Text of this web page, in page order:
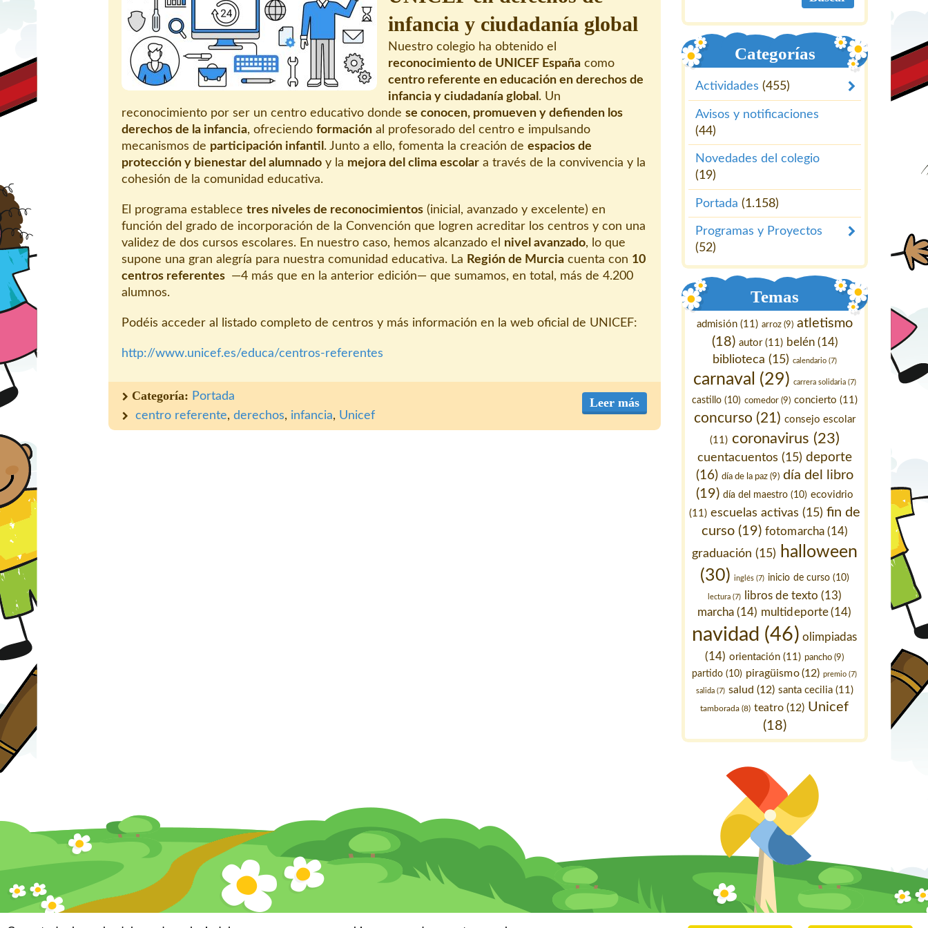
infancia y ciudadanía global
Nuestro colegio ha obtenido el
reconocimiento de UNICEF España como
centro referente en educación en derechos de
infancia y ciudadanía global . Un
reconocimiento por ser un centro educativo donde se conocen, promueven y defienden los
derechos de la infancia, ofreciendo formación al profesorado del centro e impulsando
mecanismos de participación infantil . Junto a ello, fomenta la creación de espacios de
protección y bienestar del alumnado y la mejora del clima escolar a través de la convivencia y la
cohesión de la comunidad educativa.
El programa establece tres niveles de reconocimientos (inicial, avanzado y excelente) en
función del grado de incorporación de la Convención que logren acreditar los centros y con una
validez de dos cursos escolares. En nuestro caso, hemos alcanzado el nivel avanzado, lo que
supone una gran alegría para nuestra comunidad educativa. La Región de Murcia cuenta con 10
centros referentes —4 más que en la anterior edición— que sumamos, en total, más de 4.200
alumnos.
Podéis acceder al listado completo de centros y más información en la web oficial de UNICEF:
http://www.unicef.es/educa/centros-referentes
Leer más
Categoría: Portada
centro referente, derechos, infancia, Unicef
Categorías
Actividades (455)
Avisos y notificaciones
(44)
Novedades del colegio
(19)
Portada (1.158)
Programas y Proyectos
(52)
Temas
admisión (11) arroz (9) atletismo
(18) autor(11) belén(14)
biblioteca (15) calendario (7)
carnaval (29) carrera solidaria (7)
castillo (10) comedor (9) concierto (11)
concurso (21) consejo escolar
(11) coronavirus (23)
cuentacuentos (15) deporte
(16) día de la paz (9) día del libro
(19) día del maestro (10) ecovidrio
(11) escuelas activas (15) fin de
curso (19) fotomarcha(14)
graduación (15)
halloween
(30) inglés (7) inicio de curso(10)
lectura (7) libros de texto (13)
marcha (14) multideporte(14)
navidad (46) olimpiadas
(14) orientación (11) pancho (9)
partido (10) piragüismo(12) premio (7)
salida (7) salud (12) santa cecilia (11)
tamborada (8) teatro (12) Unicef
(18)